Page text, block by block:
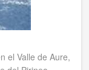
el Valle de Aure,